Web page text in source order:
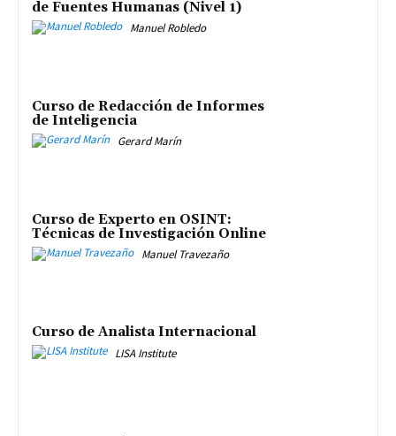
de Fuentes Humanas (Nivel 1)
Manuel Robledo
Curso de Redacción de Informes
de Inteligencia
Gerard Marín
Curso de Experto en OSINT:
Técnicas de Investigación Online
Manuel Travezaño
Curso de Analista Internacional
LISA Institute